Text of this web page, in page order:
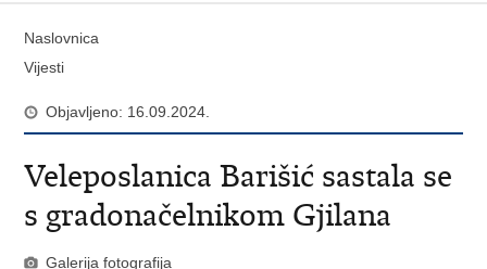
Naslovnica
Vijesti
Objavljeno: 16.09.2024.
Veleposlanica Barišić sastala se
s gradonačelnikom Gjilana
Galerija fotografija